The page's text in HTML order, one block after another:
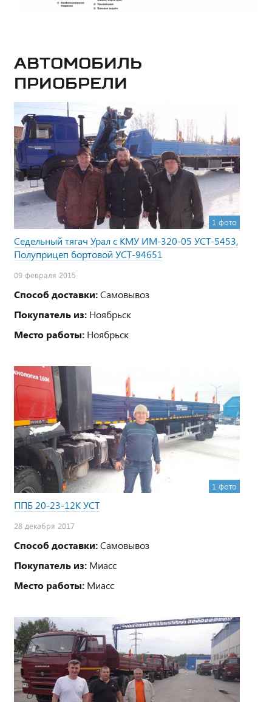
Автомобиль
приобрели
1 фото
Седельный тягач Урал с КМУ ИМ-320-05 УСТ-5453,
Полуприцеп бортовой УСТ-94651
09 февраля 2015
Способ доставки:Самовывоз
Покупатель из: Ноябрьск
Место работы: Ноябрьск
1 фото
ППБ 20-23-12К УСТ
28 декабря 2017
Способ доставки:Самовывоз
Покупатель из: Миасс
Место работы: Миасс